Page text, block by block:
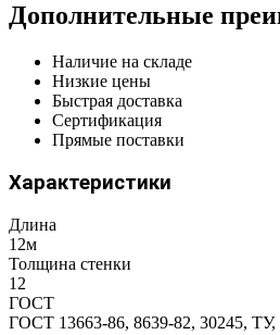
Дополнительные
Наличие на складе
Низкие цены
Быстрая доставка
Сертификация
Прямые поставки
Характеристики
Длина
12м
Толщина стенки
12
ГОСТ
ГОСТ 13663-86, 8639-82, 30245,